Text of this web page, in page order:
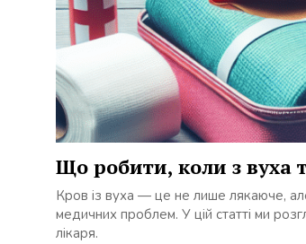
Що робити, коли з вуха
Кров із вуха — це не лише лякаюче,
медичних проблем. У цій статті ми
лікаря.